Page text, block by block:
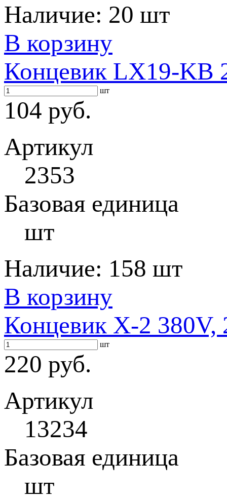
Наличие: 20 шт
В корзину
Концевик LX19-KB
шт
104 руб.
Артикул
2353
Базовая единица
шт
Наличие: 158 шт
В корзину
Концевик X-2 380V,
шт
220 руб.
Артикул
13234
Базовая единица
шт